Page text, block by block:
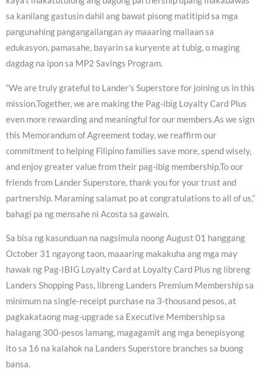
sa kanilang gastusin dahil ang bawat pisong matitipid sa mga
pangunahing pangangailangan ay maaaring mailaan sa
edukasyon, pamasahe, bayarin sa kuryente at tubig, o maging
dagdag na ipon sa MP2 Savings Program.
“We are truly grateful to Lander’s Superstore for joining us in this
mission.Together, we are making the Pag-ibig Loyalty Card Plus
even more rewarding and meaningful for our members.As we sign
this Memorandum of Agreement today, we reaffirm our
commitment to helping Filipino families save more, spend wisely,
and enjoy greater value from their pag-ibig membership.To our
friends from Lander Superstore, thank you for your trust and
partnership. Maraming salamat po at congratulations to all of us,”
bahagi pa ng mensahe ni Acosta sa gawain.
Sa bisa ng kasunduan na nagsimula noong August 01 hanggang
October 31 ngayong taon, maaaring makakuha ang mga may
hawak ng Pag-IBIG Loyalty Card at Loyalty Card Plus ng libreng
Landers Shopping Pass, libreng Landers Premium Membership sa
minimum na single-receipt purchase na 3-thousand pesos, at
pagkakataong mag-upgrade sa Executive Membership sa
halagang 300-pesos lamang, magagamit ang mga benepisyong
ito sa 16 na kalahok na Landers Superstore branches sa buong
bansa.